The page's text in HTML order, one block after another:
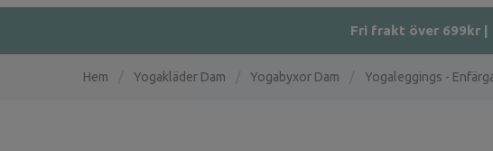
Fri frakt över 699kr |
Hem Yogakläder Dam Yogabyxor Dam Yogaleggings -